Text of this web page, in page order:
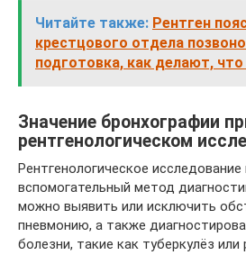
Читайте также: Рентген
крестцового отдела
подготовка, как делают,
Значение бронхографии
рентгенологическом
Рентгенологическое
вспомогательный метод
можно выявить или исключить
пневмонию, а также
болезни, такие как туберкулёз или